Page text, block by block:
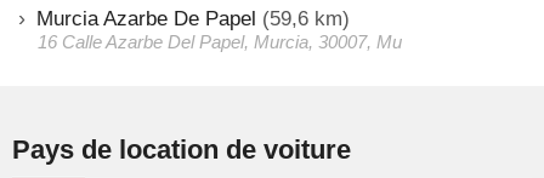
Murcia Azarbe De Papel (59,6 km)
16 Calle Azarbe Del Papel, Murcia, 30007, Mu
Pays de location de voiture